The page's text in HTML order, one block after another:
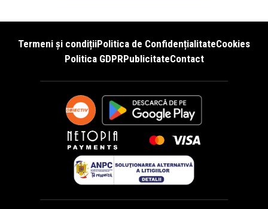
Termeni și condițiiPolitica de ConfidențialitateCookies
Politica GDPRPublicitateContact